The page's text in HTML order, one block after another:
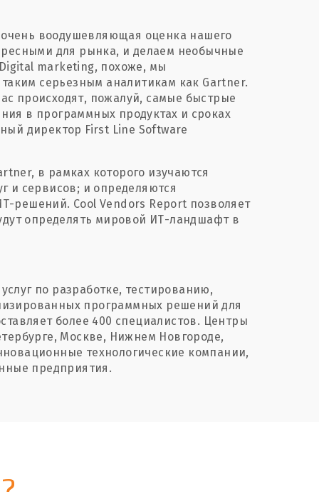
воодушевляющая оценка нашего
для рынка, и делаем необычные
marketing, похоже, мы
серьезным аналитикам как Gartner.
происходят, пожалуй, самые быстрые
в программных продуктах и сроках
директор First Line Software
в рамках которого изучаются
и сервисов; и определяются
решений. Cool Vendors Report позволяет
определять мировой ИТ-ландшафт в
по разработке, тестированию,
программных решений для
более 400 специалистов. Центры
Москве, Нижнем Новгороде,
технологические компании,
предприятия.